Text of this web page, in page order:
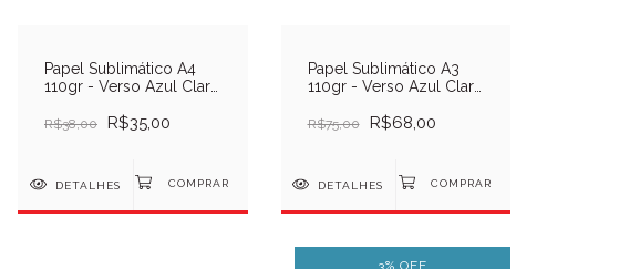
Papel Sublimático A4
110gr - Verso Azul Claro
R$38,00 R$35,00
DETALHES
Papel Sublimático A3
110gr - Verso Azul Claro
R$75,00 R$68,00
DETALHES
3% OFF